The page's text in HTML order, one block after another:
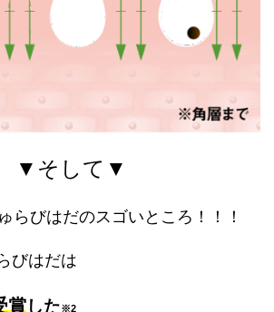
▼そして▼
らびはだのスゴいところ！！！
びはだは
賞した※2